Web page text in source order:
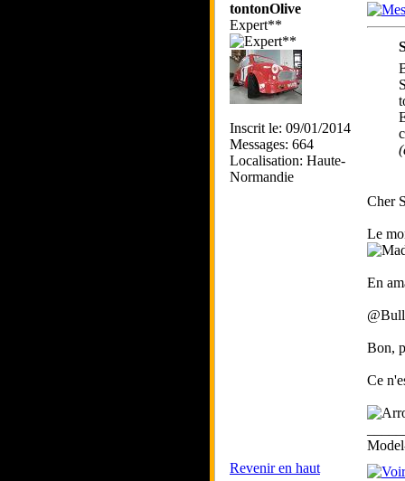
tontonOlive
Expert**
Inscrit le: 09/01/2014
Messages: 664
Localisation: Haute-
Normandie
Cher
Le
En
Bon,
Ce
Revenir en haut